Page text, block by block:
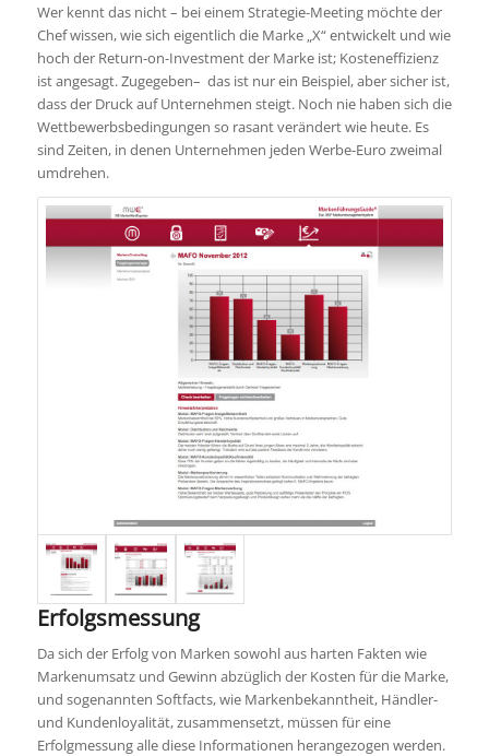
Wer kennt das nicht – bei einem Strategie-Meeting möchte der
Chef wissen, wie sich eigentlich die Marke „X“ entwickelt und wie
hoch der Return-on-Investment der Marke ist; Kosteneffizienz
ist angesagt. Zugegeben– das ist nur ein Beispiel, aber sicher ist,
dass der Druck auf Unternehmen steigt. Noch nie haben sich die
Wettbewerbsbedingungen so rasant verändert wie heute. Es
sind Zeiten, in denen Unternehmen jeden Werbe-Euro zweimal
umdrehen.
Erfolgsmessung
Da sich der Erfolg von Marken sowohl aus harten Fakten wie
Markenumsatz und Gewinn abzüglich der Kosten für die Marke,
und sogenannten Softfacts, wie Markenbekanntheit, Händler-
und Kundenloyalität, zusammensetzt, müssen für eine
Erfolgmessung alle diese Informationen herangezogen werden.